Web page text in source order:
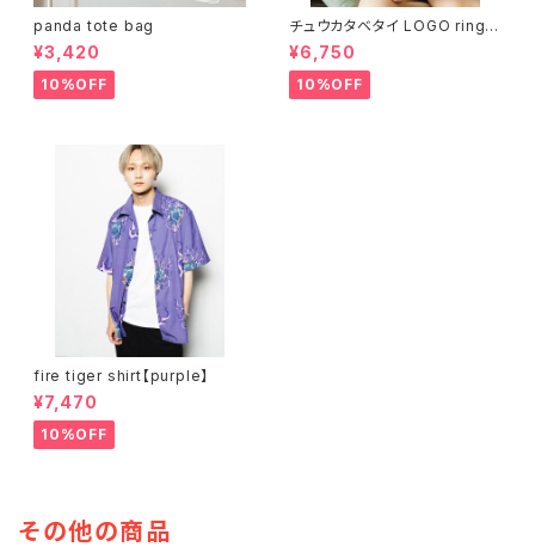
panda tote bag
¥3,420
10%OFF
チュウカタベタイ LOGO ringer
T-shirt
¥6,750
10%OFF
fire tiger shirt【purple】
¥7,470
10%OFF
その他の商品